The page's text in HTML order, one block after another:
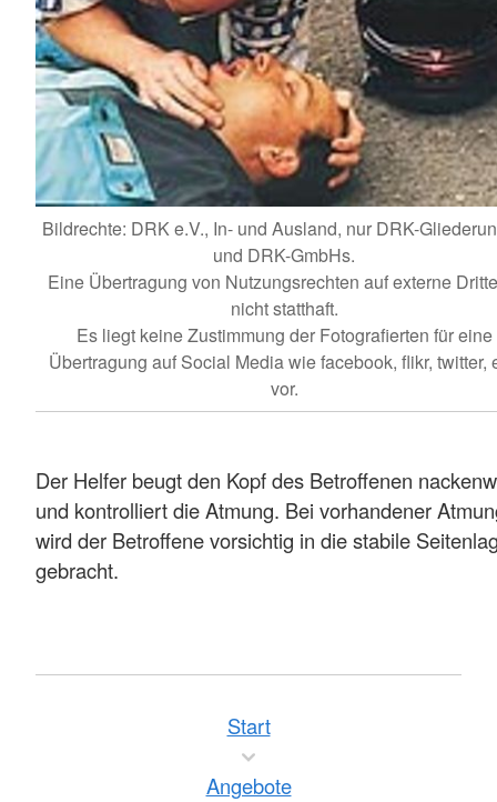
Bildrechte: DRK e.V., In- und Ausland, nur DRK-
und DRK-GmbHs.
Eine Übertragung von Nutzungsrechten auf externe
nicht statthaft.
Es liegt keine Zustimmung der Fotografierten für eine
Übertragung auf Social Media wie facebook, flikr, twitter,
vor.
Der Helfer beugt den Kopf des Betroffenen
und kontrolliert die Atmung. Bei vorhandener
wird der Betroffene vorsichtig in die stabile
gebracht.
Start
Angebote